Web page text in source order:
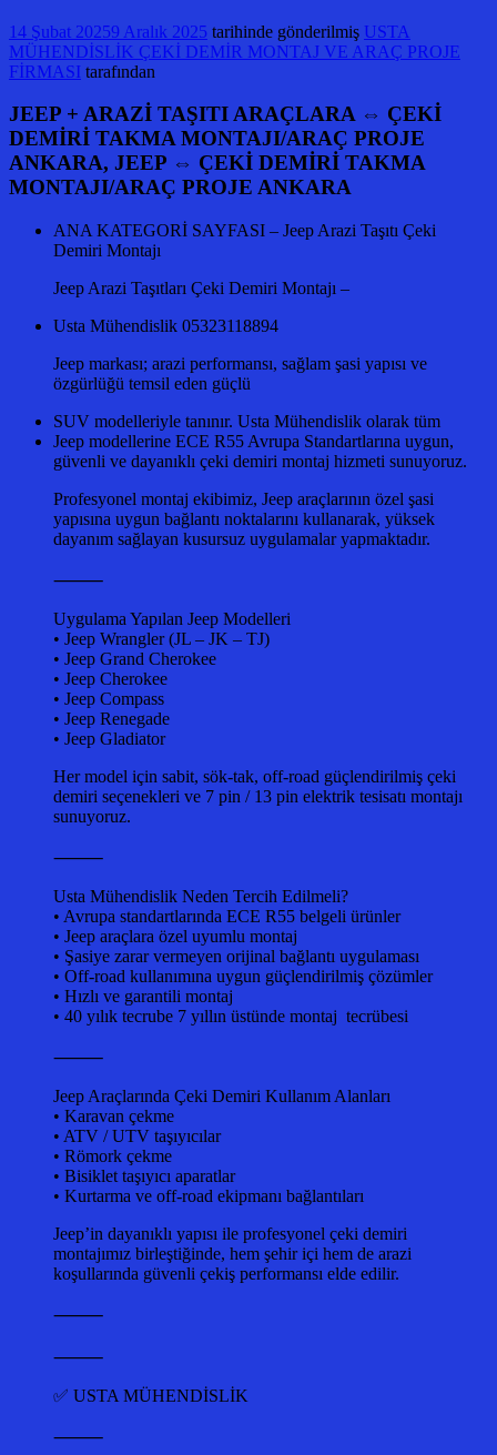
14 Şubat 20259 Aralık 2025 tarihinde gönderilmiş USTA
MÜHENDİSLİK ÇEKİ DEMİR MONTAJ VE ARAÇ PROJE
FİRMASI tarafından
JEEP + ARAZİ TAŞITI ARAÇLARA ⇔ ÇEKİ
DEMİRİ TAKMA MONTAJI/ARAÇ PROJE
ANKARA, JEEP ⇔ ÇEKİ DEMİRİ TAKMA
MONTAJI/ARAÇ PROJE ANKARA
ANA KATEGORİ SAYFASI – Jeep Arazi Taşıtı Çeki
Demiri Montajı
Jeep Arazi Taşıtları Çeki Demiri Montajı –
Usta Mühendislik 05323118894
Jeep markası; arazi performansı, sağlam şasi yapısı ve
özgürlüğü temsil eden güçlü
SUV modelleriyle tanınır. Usta Mühendislik olarak tüm
Jeep modellerine ECE R55 Avrupa Standartlarına uygun,
güvenli ve dayanıklı çeki demiri montaj hizmeti sunuyoruz.
Profesyonel montaj ekibimiz, Jeep araçlarının özel şasi
yapısına uygun bağlantı noktalarını kullanarak, yüksek
dayanım sağlayan kusursuz uygulamalar yapmaktadır.
⸻
Uygulama Yapılan Jeep Modelleri
• Jeep Wrangler (JL – JK – TJ)
• Jeep Grand Cherokee
• Jeep Cherokee
• Jeep Compass
• Jeep Renegade
• Jeep Gladiator
Her model için sabit, sök-tak, off-road güçlendirilmiş çeki
demiri seçenekleri ve 7 pin / 13 pin elektrik tesisatı montajı
sunuyoruz.
⸻
Usta Mühendislik Neden Tercih Edilmeli?
• Avrupa standartlarında ECE R55 belgeli ürünler
• Jeep araçlara özel uyumlu montaj
• Şasiye zarar vermeyen orijinal bağlantı uygulaması
• Off-road kullanımına uygun güçlendirilmiş çözümler
• Hızlı ve garantili montaj
• 40 yılık tecrube 7 yıllın üstünde montaj tecrübesi
⸻
Jeep Araçlarında Çeki Demiri Kullanım Alanları
• Karavan çekme
• ATV / UTV taşıyıcılar
• Römork çekme
• Bisiklet taşıyıcı aparatlar
• Kurtarma ve off-road ekipmanı bağlantıları
Jeep’in dayanıklı yapısı ile profesyonel çeki demiri
montajımız birleştiğinde, hem şehir içi hem de arazi
koşullarında güvenli çekiş performansı elde edilir.
⸻
⸻
✅ USTA MÜHENDİSLİK
⸻